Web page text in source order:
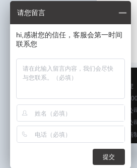
关于艺虎
电话：
上海分
北京分公
上海动画
请您留言
hi,感谢您的信任，客服会第一时间
联系您
提交